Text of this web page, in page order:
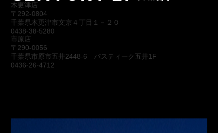
木更津店
〒292-0804
千葉県木更津市文京４丁目１－２０
0438-38-5280
市原店
〒290-0056
千葉県市原市五井2448-6 パスティーク五井1F
0436-26-4712